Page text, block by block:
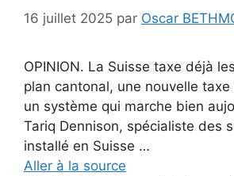
16 juillet 2025 par Oscar
OPINION. La Suisse taxe déjà
plan cantonal, une nouvelle
un système qui marche bien
Tariq Dennison, spécialiste des
installé en Suisse …
Aller à la source